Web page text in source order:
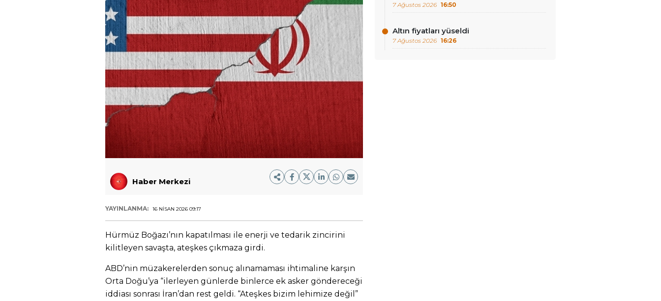
Haber Merkezi
YAYINLANMA: 16 NISAN 2026 09:17
Hürmüz Boğazı’nın kapatılması ile enerji ve tedarik zincirini
kilitleyen savaşta, ateşkes çıkmaza girdi.
ABD’nin müzakerelerden sonuç alınamaması ihtimaline karşın
Orta Doğu’ya “ilerleyen günlerde binlerce ek asker göndereceği
iddiası sonrası İran’dan rest geldi. “Ateşkes bizim lehimize değil”
7 Ağustos 2026 16:50
Altın fiyatları yüseldi
7 Ağustos 2026 16:26